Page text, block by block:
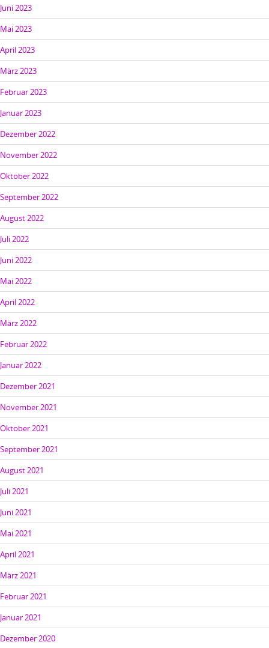
Juni 2023
Mai 2023
April 2023
März 2023
Februar 2023
Januar 2023
Dezember 2022
November 2022
Oktober 2022
September 2022
August 2022
Juli 2022
Juni 2022
Mai 2022
April 2022
März 2022
Februar 2022
Januar 2022
Dezember 2021
November 2021
Oktober 2021
September 2021
August 2021
Juli 2021
Juni 2021
Mai 2021
April 2021
März 2021
Februar 2021
Januar 2021
Dezember 2020